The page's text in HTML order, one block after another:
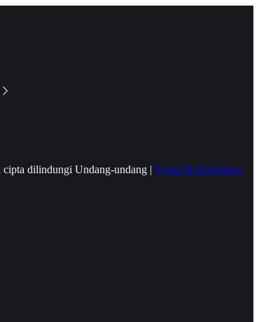
cipta dilindungi Undang-undang | Syarat & Ketentuan